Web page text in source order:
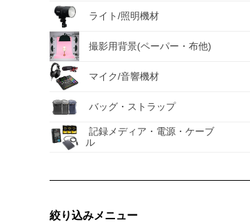
ライト/照明機材
撮影用背景(ペーパー・布他)
マイク/音響機材
バッグ・ストラップ
記録メディア・電源・ケーブ
ル
絞り込みメニュー